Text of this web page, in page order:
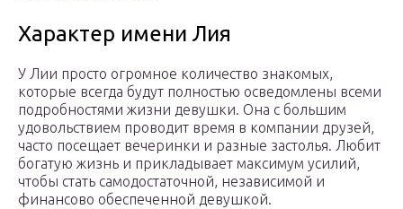
Характер имени Лия
У Лии просто огромное количество знакомых,
которые всегда будут полностью осведомлены всеми
подробностями жизни девушки. Она с большим
удовольствием проводит время в компании друзей,
часто посещает вечеринки и разные застолья. Любит
богатую жизнь и прикладывает максимум усилий,
чтобы стать самодостаточной, независимой и
финансово обеспеченной девушкой.